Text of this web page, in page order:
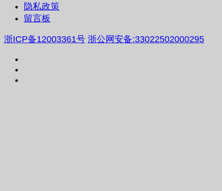
隐私政策
留言板
浙ICP备12003361号 浙公网安备:33022502000295